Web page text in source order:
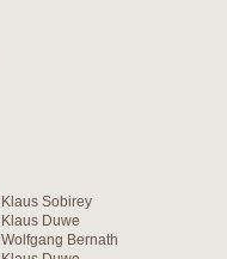
Klaus Sobirey
Klaus Duwe
Wolfgang Bernath